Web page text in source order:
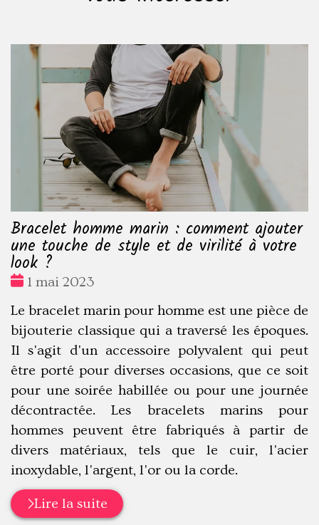
Bracelet homme marin : comment ajouter
une touche de style et de virilité à votre
look ?
Date
1 mai 2023
Le bracelet marin pour homme est une pièce de
bijouterie classique qui a traversé les époques.
Il s'agit d'un accessoire polyvalent qui peut
être porté pour diverses occasions, que ce soit
pour une soirée habillée ou pour une journée
décontractée. Les bracelets marins pour
hommes peuvent être fabriqués à partir de
divers matériaux, tels que le cuir, l'acier
inoxydable, l'argent, l'or ou la corde.
Lire la suite